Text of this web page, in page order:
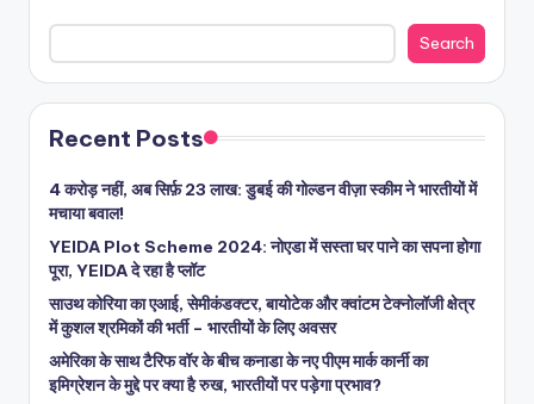
Search
Recent Posts
4 करोड़ नहीं, अब सिर्फ़ 23 लाख: डुबई की गोल्डन वीज़ा स्कीम ने भारतीयों में
मचाया बवाल!
YEIDA Plot Scheme 2024: नोएडा में सस्ता घर पाने का सपना होगा
पूरा, YEIDA दे रहा है प्लॉट
साउथ कोरिया का एआई, सेमीकंडक्टर, बायोटेक और क्वांटम टेक्नोलॉजी क्षेत्र
में कुशल श्रमिकों की भर्ती – भारतीयों के लिए अवसर
अमेरिका के साथ टैरिफ वॉर के बीच कनाडा के नए पीएम मार्क कार्नी का
इमिग्रेशन के मुद्दे पर क्या है रुख, भारतीयों पर पड़ेगा प्रभाव?